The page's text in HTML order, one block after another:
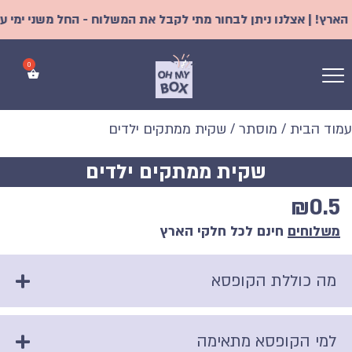
| אצלנו ניתן לבחור מתי לקבל את המשלוח - החל משני ימי
עמוד הבית / מוסתר / שקית ממתקים ילדים
₪0.5
משלוחים חינם לכל חלקי הארץ
מה כוללת הקופסא
למי הקופסא מתאימה
שקית ממתקים ילדים